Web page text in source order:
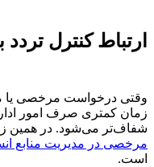
ارتباط کنترل تردد
وقتی درخواست مرخصی یا
زمان کمتری صرف امور
شفاف‌تر می‌شود. در همین
مرخصی در مدیریت منابع
است.